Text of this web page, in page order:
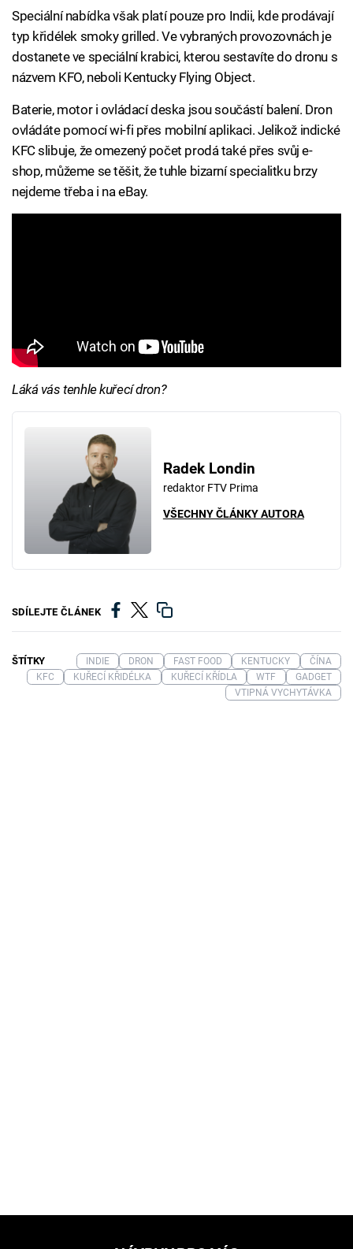
Speciální nabídka však platí pouze pro Indii, kde prodávají
typ křidélek smoky grilled. Ve vybraných provozovnách je
dostanete ve speciální krabici, kterou sestavíte do dronu s
názvem KFO, neboli Kentucky Flying Object.
Baterie, motor i ovládací deska jsou součástí balení. Dron
ovládáte pomocí wi-fi přes mobilní aplikaci. Jelikož indické
KFC slibuje, že omezený počet prodá také přes svůj e-
shop, můžeme se těšit, že tuhle bizarní specialitku brzy
nejdeme třeba i na eBay.
Láká vás tenhle kuřecí dron?
Radek Londin
redaktor FTV Prima
VŠECHNY ČLÁNKY AUTORA
SDÍLEJTE ČLÁNEK
ŠTÍTKY INDIE DRON FAST FOOD KENTUCKY
ČÍNA
KFC
KUŘECÍ KŘIDÉLKA KUŘECÍ KŘÍDLA WTF
GADGET
VTIPNÁ VYCHYTÁVKA